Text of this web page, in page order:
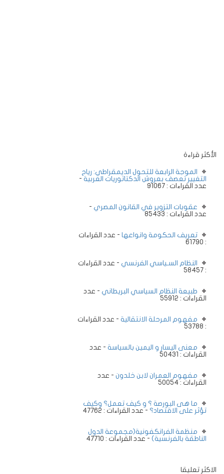
الأكثر قراءة
الموجة الرابعة للتحول الديمقراطي: رياح
التغيير تعصف بعروش الدكتاتوريات العربية -
عدد القراءات : 91067
عقوبات التزوير في القانون المصري -
عدد القراءات : 85433
تعريف الحكومة وانواعها - عدد القراءات
: 61790
النظام السـياسي الفرنسي - عدد القراءات
: 58457
طبيعة النظام السياسي البريطاني - عدد
القراءات : 55912
مفهوم المرحلة الانتقالية - عدد القراءات
: 53788
معنى اليسار و اليمين بالسياسة - عدد
القراءات : 50431
مفهوم العمران لابن خلدون - عدد
القراءات : 50054
ما هى البورصة ؟ و كيف تعمل؟ وكيف
تؤثر على الاقتصاد؟ - عدد القراءات : 47762
منظمة الفرانكفونية(مجموعة الدول
الناطقة بالفرنسية) - عدد القراءات : 47710
الاكثر تعليقا